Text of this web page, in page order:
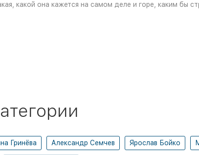
какой она кажется на самом деле и горе, каким бы
Гринёва Александр Семчев Ярослав Бойко